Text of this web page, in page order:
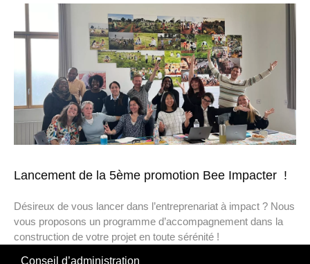
Lancement de la 5ème promotion Bee Impacter !
Désireux de vous lancer dans l’entreprenariat à impact ? Nous
vous proposons un programme d’accompagnement dans la
construction de votre projet en toute sérénité !
Conseil d’administration